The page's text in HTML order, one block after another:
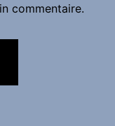
commentaire.